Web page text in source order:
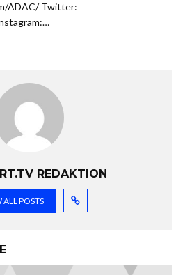
ADAC/ Twitter:
REDAKTION
ALL POSTS